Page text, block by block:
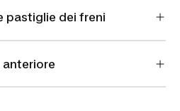
pastiglie dei freni